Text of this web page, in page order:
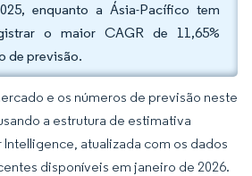
enquanto a Ásia-Pacífico tem
o maior CAGR de 11,65%
de previsão.
e os números de previsão neste
a estrutura de estimativa
atualizada com os dados
disponíveis em janeiro de 2026.